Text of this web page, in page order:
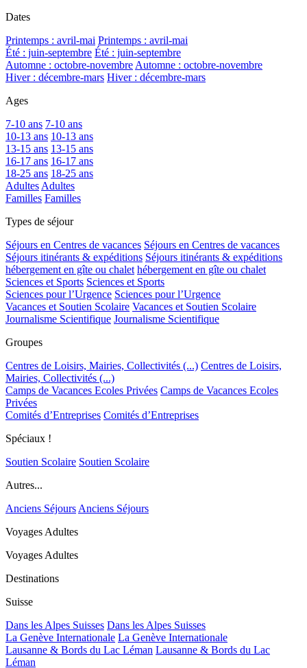
Dates
Printemps : avril-mai Printemps : avril-mai
Été : juin-septembre Été : juin-septembre
Automne : octobre-novembre Automne : octobre-novembre
Hiver : décembre-mars Hiver : décembre-mars
Ages
7-10 ans 7-10 ans
10-13 ans 10-13 ans
13-15 ans 13-15 ans
16-17 ans 16-17 ans
18-25 ans 18-25 ans
Adultes Adultes
Familles Familles
Types de séjour
Séjours en Centres de vacances Séjours en Centres de vacances
Séjours itinérants & expéditions Séjours itinérants & expéditions
hébergement en gîte ou chalet hébergement en gîte ou chalet
Sciences et Sports Sciences et Sports
Sciences pour l’Urgence Sciences pour l’Urgence
Vacances et Soutien Scolaire Vacances et Soutien Scolaire
Journalisme Scientifique Journalisme Scientifique
Groupes
Centres de Loisirs, Mairies, Collectivités (...) Centres de Loisirs,
Mairies, Collectivités (...)
Camps de Vacances Ecoles Privées Camps de Vacances Ecoles
Privées
Comités d’Entreprises Comités d’Entreprises
Spéciaux !
Soutien Scolaire Soutien Scolaire
Autres...
Anciens Séjours Anciens Séjours
Voyages Adultes
Voyages Adultes
Destinations
Suisse
Dans les Alpes Suisses Dans les Alpes Suisses
La Genève Internationale La Genève Internationale
Lausanne & Bords du Lac Léman Lausanne & Bords du Lac
Léman